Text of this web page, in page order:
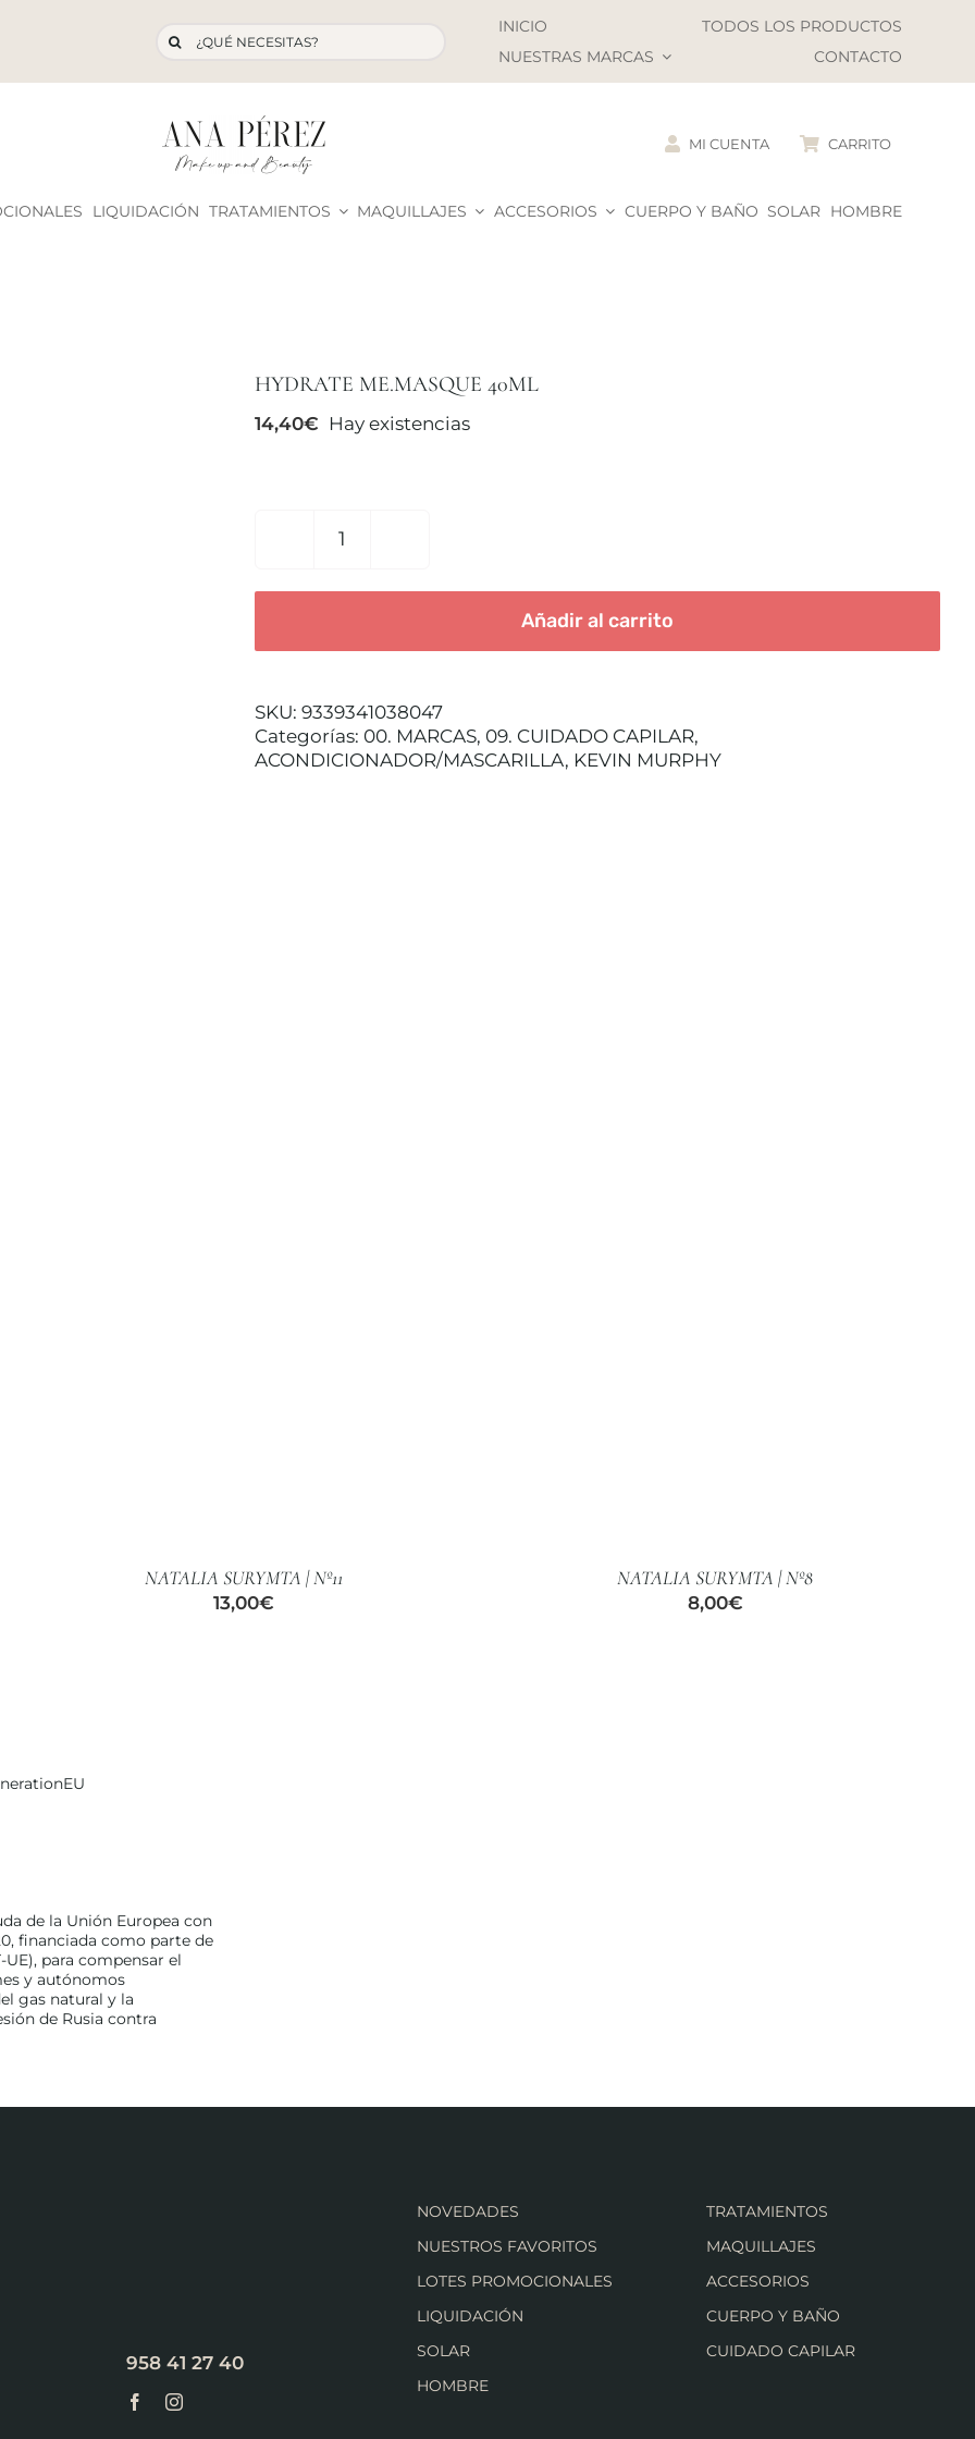
Buscar: INICIO
TODOS LOS PRODUCTOS
NUESTRAS MARCAS
CONTACTO
MI CUENTA CARRITO
LIQUIDACIÓN TRATAMIENTOS MAQUILLAJES ACCESORIOS CUERPO Y BAÑO SOLAR HOMBRE
HYDRATE ME.MASQUE 40ML
14,40€ Hay existencias
HYDRATE
40ML
Añadir al carrito
SKU: 9339341038047
Categorías: 00. MARCAS, 09. CUIDADO CAPILAR,
ACONDICIONADOR/MASCARILLA, KEVIN MURPHY
NATALIA SURYMTA | Nº11
13,00€
NATALIA SURYMTA | Nº8
8,00€
de la Unión Europea con
financiada como parte de
UE), para compensar el
y autónomos
gas natural y la
de Rusia contra
958 41 27 40
NOVEDADES
NUESTROS FAVORITOS
LOTES PROMOCIONALES
LIQUIDACIÓN
SOLAR
HOMBRE
TRATAMIENTOS
MAQUILLAJES
ACCESORIOS
CUERPO Y BAÑO
CUIDADO CAPILAR